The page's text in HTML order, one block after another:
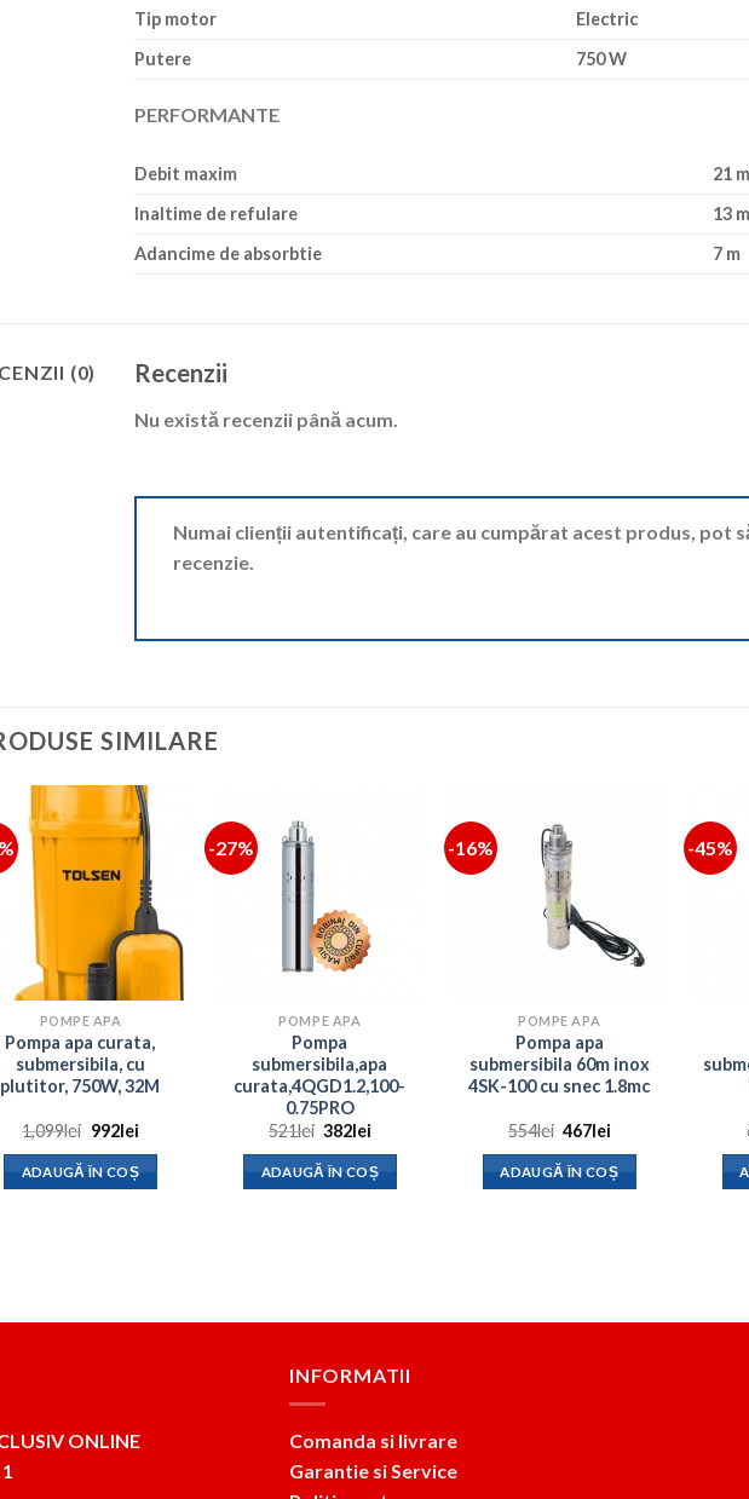
Tip motor
Electric
Putere
750 W
PERFORMANTE
Debit maxim
21
Inaltime de refulare
13 m
Adancime de absorbtie
7 m
(0) Recenzii
Nu există recenzii până acum.
Numai clienții autentificați, care au cumpărat acest produs, pot
recenzie.
SIMILARE
POMPE APA
Pompa apa curata,
submersibila, cu
plutitor, 750W, 32M
1,099lei Prețul
a
fost:
992leiPrețul
este:
992lei.
ADAUGĂ ÎN COȘ
-27%
POMPE APA
Pompa
submersibila,apa
curata,4QGD1.2,100-
0.75PRO
521lei Prețul
a
fost:
382leiPrețul
este:
382lei.
ADAUGĂ ÎN COȘ
-16%
POMPE APA
Pompa apa
submersibila 60m inox
4SK-100 cu snec 1.8mc
554lei Prețul
a
fost:
467leiPrețul
este:
467lei.
ADAUGĂ ÎN COȘ
-45%
ONLINE
INFORMATII
Comanda si livrare
Garantie si Service